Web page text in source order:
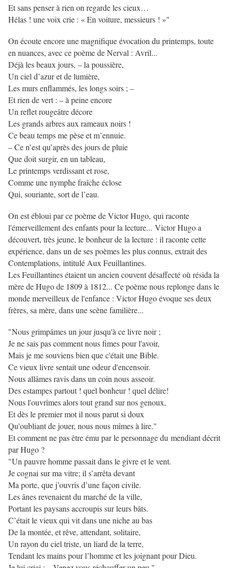
Et sans penser à rien on regarde les cieux…
Hélas ! une voix crie : « En voiture, messieurs ! »"
On écoute encore une magnifique évocation du printemps, toute
en nuances, avec ce poème de Nerval : Avril...
Déjà les beaux jours, – la poussière,
Un ciel d’azur et de lumière,
Les murs enflammés, les longs soirs ; –
Et rien de vert : – à peine encore
Un reflet rougeâtre décore
Les grands arbres aux rameaux noirs !
Ce beau temps me pèse et m’ennuie.
– Ce n’est qu’après des jours de pluie
Que doit surgir, en un tableau,
Le printemps verdissant et rose,
Comme une nymphe fraîche éclose
Qui, souriante, sort de l’eau.
On est ébloui par ce poème de Victor Hugo, qui raconte
l'émerveillement des enfants pour la lecture... Victor Hugo a
découvert, très jeune, le bonheur de la lecture : il raconte cette
expérience, dans un de ses poèmes les plus connus, extrait des
Contemplations, intitulé Aux Feuillantines.
Les Feuillantines étaient un ancien couvent désaffecté où résida la
mère de Hugo de 1809 à 1812... Ce poème nous replonge dans le
monde merveilleux de l'enfance : Victor Hugo évoque ses deux
frères, sa mère, dans une scène familière...
"Nous grimpâmes un jour jusqu'à ce livre noir ;
Je ne sais pas comment nous fimes pour l'avoir,
Mais je me souviens bien que c'était une Bible.
Ce vieux livre sentait une odeur d'encensoir.
Nous allâmes ravis dans un coin nous asseoir.
Des estampes partout ! quel bonheur ! quel délire!
Nous l'ouvrîmes alors tout grand sur nos genoux,
Et dès le premier mot il nous parut si doux
Qu'oubliant de jouer, nous nous mîmes à lire."
Et comment ne pas être ému par le personnage du mendiant décrit
par Hugo ?
"Un pauvre homme passait dans le givre et le vent.
Je cognai sur ma vitre; il s’arrêta devant
Ma porte, que j’ouvris d’une façon civile.
Les ânes revenaient du marché de la ville,
Portant les paysans accroupis sur leurs bâts.
C’était le vieux qui vit dans une niche au bas
De la montée, et rêve, attendant, solitaire,
Un rayon du ciel triste, un liard de la terre,
Tendant les mains pour l’homme et les joignant pour Dieu.